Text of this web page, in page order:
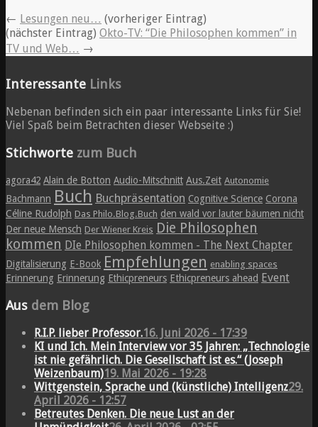
← Lesungen neu… (vorheriger Eintrag)
(nächster Eintrag) Okto-TV: “Die Philosophen kommen” in
TV und Web… →
Interessante Links
Nebenan befinden sich ein paar interessante Links für Sie!
Viel Spaß beim Betrachten dieser Webseite :)
Stichworte zum Buch
agora42 Alain de Botton Audio-Mitschnitt Aus.Zeit Autonomie
Bachmann Buch Buchpräsentation Cognitive Science Corona
Céline Rudolph Das Philo.Blog.Buch den wald vor lauter bäumen nicht
Der neue Mensch Der Wiener Kreis Die Philosophen
kommen DIe Philosophen kommen - The Next Chapter
Digitalisierung E-Book Empfehlungen enabling spaces
Erinnerung Erinnerung Ethicpreneurs Ethicpreneurs ahead Event
Aus dem Blog
R.I.P. lieber Professor.16. Juni 2026 - 17:39
KI und Ich. Mein Interview vor 35 Jahren: „Technologie
ist nie gefährlich. Die Gesellschaft ist es.“ (Joseph
Weizenbaum)19. Mai 2026 - 19:28
Wittgenstein, Sprache und (künstliche) Intelligenz29.
April 2026 - 12:57
Betreutes Denken. Die neue Lust an der